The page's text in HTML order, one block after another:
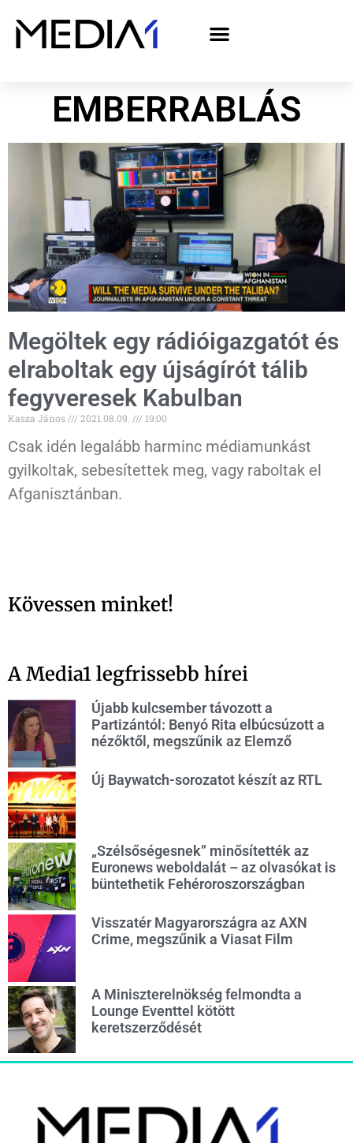
EMBERRABLÁS
Megöltek egy rádióigazgatót és
elraboltak egy újságírót tálib
fegyveresek Kabulban
Kasza János 2021.08.09. 19:00
Csak idén legalább harminc médiamunkást
gyilkoltak, sebesítettek meg, vagy raboltak el
Afganisztánban.
Kövessen minket!
A Media1 legfrissebb hírei
Újabb kulcsember távozott a
Partizántól: Benyó Rita elbúcsúzott a
nézőktől, megszűnik az Elemző
Új Baywatch-sorozatot készít az RTL
„Szélsőségesnek” minősítették az
Euronews weboldalát – az olvasókat is
büntethetik Fehéroroszországban
Visszatér Magyarországra az AXN
Crime, megszűnik a Viasat Film
A Miniszterelnökség felmondta a
Lounge Eventtel kötött
keretszerződését